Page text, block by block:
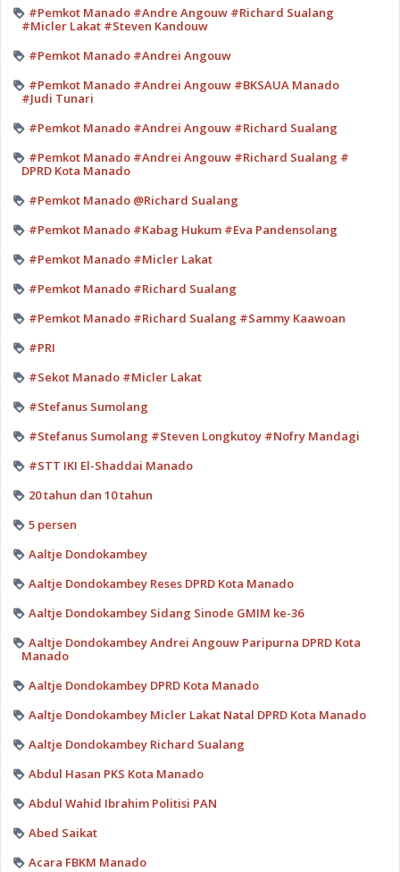
#Pemkot Manado #Andre Angouw #Richard Sualang
#Micler Lakat #Steven Kandouw
#Pemkot Manado #Andrei Angouw
#Pemkot Manado #Andrei Angouw #BKSAUA Manado
#Judi Tunari
#Pemkot Manado #Andrei Angouw #Richard Sualang
#Pemkot Manado #Andrei Angouw #Richard Sualang #
DPRD Kota Manado
#Pemkot Manado @Richard Sualang
#Pemkot Manado #Kabag Hukum #Eva Pandensolang
#Pemkot Manado #Micler Lakat
#Pemkot Manado #Richard Sualang
#Pemkot Manado #Richard Sualang #Sammy Kaawoan
#PRI
#Sekot Manado #Micler Lakat
#Stefanus Sumolang
#Stefanus Sumolang #Steven Longkutoy #Nofry Mandagi
#STT IKI El-Shaddai Manado
20 tahun dan 10 tahun
5 persen
Aaltje Dondokambey
Aaltje Dondokambey Reses DPRD Kota Manado
Aaltje Dondokambey Sidang Sinode GMIM ke-36
Aaltje Dondokambey Andrei Angouw Paripurna DPRD Kota
Manado
Aaltje Dondokambey DPRD Kota Manado
Aaltje Dondokambey Micler Lakat Natal DPRD Kota Manado
Aaltje Dondokambey Richard Sualang
Abdul Hasan PKS Kota Manado
Abdul Wahid Ibrahim Politisi PAN
Abed Saikat
Acara FBKM Manado